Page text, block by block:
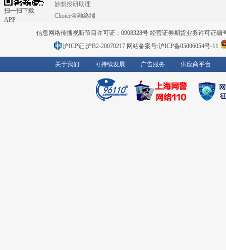
扫一扫下载
APP
妙想投研助理
Choice金融终端
信息网络传播视听节目许可证：0908328号 经营证券期货业务许可证编
沪ICP证:沪B2-20070217 网站备案号:沪ICP备05006054号-11
关于我们 可持续发展 广告服务 供应商平台